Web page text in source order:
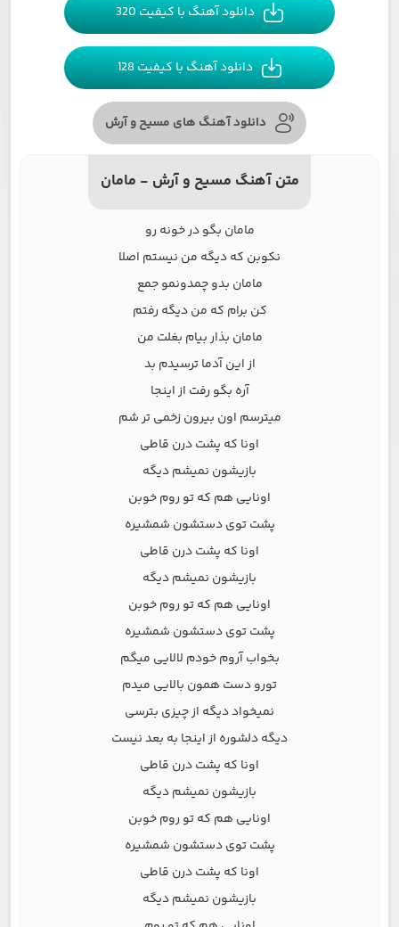
دانلود آهنگ با کیفیت 320
دانلود آهنگ با کیفیت 128
دانلود آهنگ های مسیح و آرش
متن آهنگ مسیح و آرش - مامان
مامان بگو در خونه رو
نکوبن که دیگه من نیستم اصلا
مامان بدو چمدونمو جمع
کن برام که من دیگه رفتم
مامان بذار بیام بغلت من
از این آدما ترسیدم بد
آره بگو رفت از اینجا
میترسم اون بیرون زخمی تر شم
اونا که پشت درن قاطی
بازیشون نمیشم دیگه
اونایی هم که تو روم خوبن
پشت توی دستشون شمشیره
اونا که پشت درن قاطی
بازیشون نمیشم دیگه
اونایی هم که تو روم خوبن
پشت توی دستشون شمشیره
بخواب آروم خودم لالایی میگم
تورو دست همون بالایی میدم
نمیخواد دیگه از چیزی بترسی
دیگه دلشوره از اینجا به بعد نیست
اونا که پشت درن قاطی
بازیشون نمیشم دیگه
اونایی هم که تو روم خوبن
پشت توی دستشون شمشیره
اونا که پشت درن قاطی
بازیشون نمیشم دیگه